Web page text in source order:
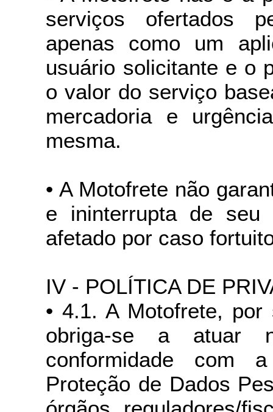
serviços ofertados
apenas como um
usuário solicitante e o
o valor do serviço
mercadoria e
mesma.
• A Motofrete não
e ininterrupta de seu
afetado por caso
IV - POLÍTICA DE
• 4.1. A Motofrete,
obriga-se a atuar
conformidade com
Proteção de Dados